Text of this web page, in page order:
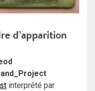
d’apparition
interprété par